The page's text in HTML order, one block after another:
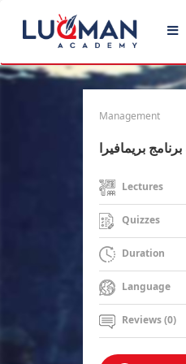
Management
Lectures
Quizzes
Duration
Language
Reviews (0)